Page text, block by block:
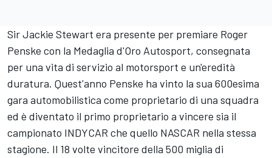
Sir Jackie Stewart era presente per premiare Roger
Penske con la Medaglia d'Oro Autosport, consegnata
per una vita di servizio al motorsport e un'eredità
duratura. Quest'anno Penske ha vinto la sua 600esima
gara automobilistica come proprietario di una squadra
ed è diventato il primo proprietario a vincere sia il
campionato INDYCAR che quello NASCAR nella stessa
stagione. Il 18 volte vincitore della 500 miglia di